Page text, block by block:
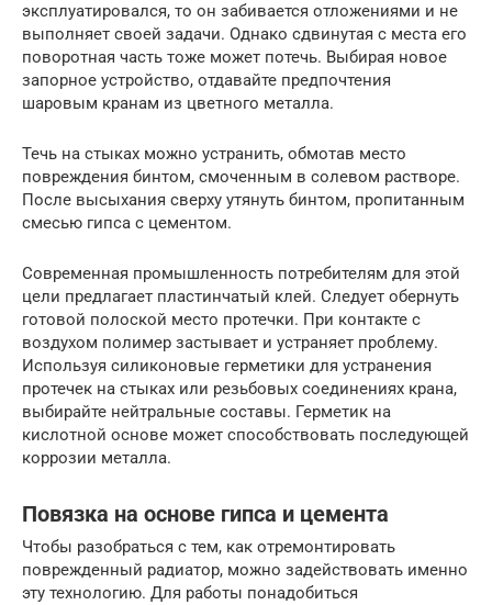
эксплуатировался, то он забивается отложениями и не
выполняет своей задачи. Однако сдвинутая с места его
поворотная часть тоже может потечь. Выбирая новое
запорное устройство, отдавайте предпочтения
шаровым кранам из цветного металла.
Течь на стыках можно устранить, обмотав место
повреждения бинтом, смоченным в солевом растворе.
После высыхания сверху утянуть бинтом, пропитанным
смесью гипса с цементом.
Современная промышленность потребителям для этой
цели предлагает пластинчатый клей. Следует обернуть
готовой полоской место протечки. При контакте с
воздухом полимер застывает и устраняет проблему.
Используя силиконовые герметики для устранения
протечек на стыках или резьбовых соединениях крана,
выбирайте нейтральные составы. Герметик на
кислотной основе может способствовать последующей
коррозии металла.
Повязка на основе гипса и цемента
Чтобы разобраться с тем, как отремонтировать
поврежденный радиатор, можно задействовать именно
эту технологию. Для работы понадобиться